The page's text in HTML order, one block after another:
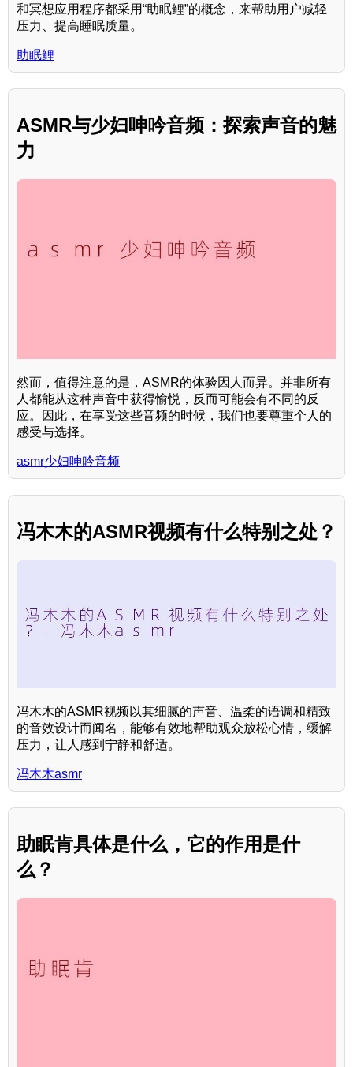
和冥想应用程序都采用“助眠鲤”的概念，来帮助用户减轻
压力、提高睡眠质量。
助眠鲤
ASMR与少妇呻吟音频：探索声音的魅
力
然而，值得注意的是，ASMR的体验因人而异。并非所有
人都能从这种声音中获得愉悦，反而可能会有不同的反
应。因此，在享受这些音频的时候，我们也要尊重个人的
感受与选择。
asmr少妇呻吟音频
冯木木的ASMR视频有什么特别之处？
冯木木的ASMR视频以其细腻的声音、温柔的语调和精致
的音效设计而闻名，能够有效地帮助观众放松心情，缓解
压力，让人感到宁静和舒适。
冯木木asmr
助眠肯具体是什么，它的作用是什
么？